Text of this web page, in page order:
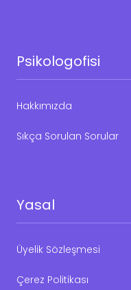
Psikologofisi
Hakkımızda
Sıkça Sorulan Sorular
Yasal
Üyelik Sözleşmesi
Çerez Politikası